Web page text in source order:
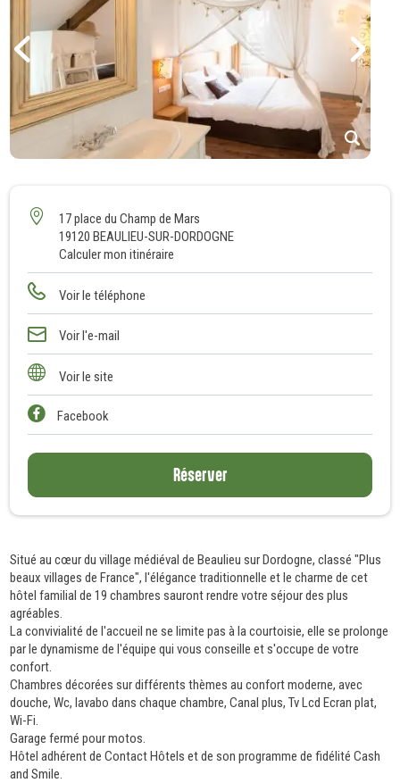
3
4
7
9
17 place du Champ de Mars
19120 BEAULIEU-SUR-DORDOGNE
Calculer mon itinéraire
Voir le téléphone
Voir l'e-mail
Voir le site
Facebook
Réserver
Situé au cœur du village médiéval de Beaulieu sur Dordogne, classé "Plus
beaux villages de France", l'élégance traditionnelle et le charme de cet
hôtel familial de 19 chambres sauront rendre votre séjour des plus
agréables.
La convivialité de l'accueil ne se limite pas à la courtoisie, elle se prolonge
par le dynamisme de l'équipe qui vous conseille et s'occupe de votre
confort.
Chambres décorées sur différents thèmes au confort moderne, avec
douche, Wc, lavabo dans chaque chambre, Canal plus, Tv Lcd Ecran plat,
Wi-Fi.
Garage fermé pour motos.
Hôtel adhérent de Contact Hôtels et de son programme de fidélité Cash
and Smile.